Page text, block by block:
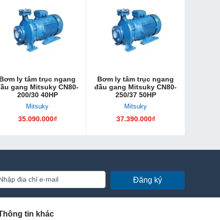
Bơm ly tâm trục ngang
gang Mitsuky CN80-
200/30 40HP
Mitsuky
35.090.000₫
Bơm ly tâm trục ngang
đầu gang Mitsuky CN80-
250/37 50HP
Mitsuky
37.390.000₫
Đăng ký
tin khác